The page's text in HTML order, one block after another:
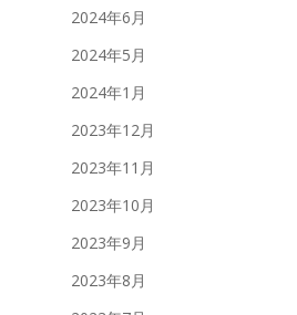
2024年6月
2024年5月
2024年1月
2023年12月
2023年11月
2023年10月
2023年9月
2023年8月